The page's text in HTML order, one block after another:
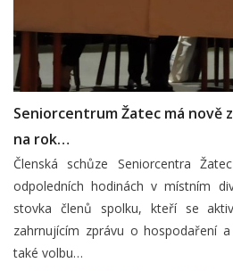
Seniorcentrum Žatec má nově
na rok…
Členská schůze Seniorcentra
odpoledních hodinách v místním
stovka členů spolku, kteří se
zahrnujícím zprávu o hospodaření
také volbu…